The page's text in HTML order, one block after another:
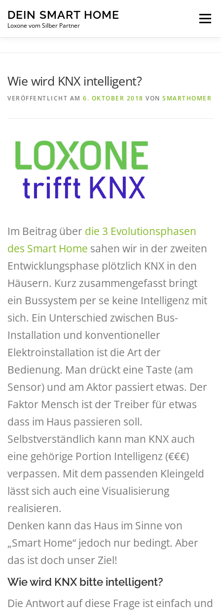
DEIN SMART HOME
Loxone vom Silber Partner
Menü
SERVICE
Wie wird KNX intelligent?
VERÖFFENTLICHT AM 6. OKTOBER 2018 VON SMARTHOMER
Im Beitrag über die 3 Evolutionsphasen
des Smart Home sahen wir in der zweiten
Entwicklungsphase plötzlich KNX in den
Häusern. Kurz zusammengefasst bringt
ein Bussystem per se keine Intelligenz mit
sich. Ein Unterschied zwischen Bus-
Installation und konventioneller
Elektroinstallation ist die Art der
Bedienung. Man drückt eine Taste (am
Sensor) und am Aktor passiert etwas. Der
Faktor Mensch ist der Treiber für etwas
dass im Haus passieren soll.
Selbstverständlich kann man KNX auch
eine gehörige Portion Intelligenz (€€€)
verpassen. Mit dem passenden Kleingeld
lässt sich auch eine Visualisierung
realisieren.
Denken kann das Haus im Sinne von
„Smart Home“ jedoch nur bedingt. Aber
das ist doch unser Ziel!
Wie wird KNX bitte intelligent?
Die Antwort auf diese Frage ist einfach und